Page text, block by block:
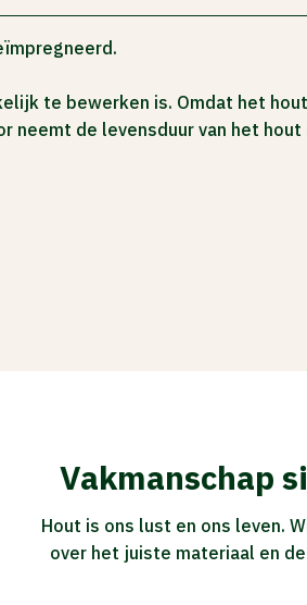
te bewerken is. Omdat het
neemt de levensduur van het
Vakmanschap
Hout is ons lust en ons leven.
over het juiste materiaal en